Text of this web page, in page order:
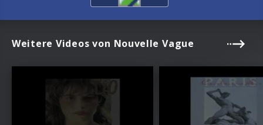
Weitere Videos von Nouvelle Vague